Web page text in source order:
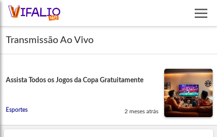
Transmissão Ao Vivo
Assista Todos os Jogos da Copa Gratuitamente
Esportes 2 meses atrás